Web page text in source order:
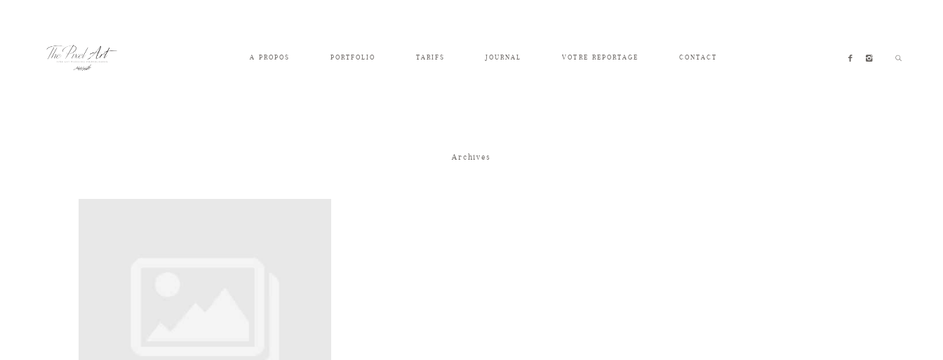
A PROPOS PORTFOLIO TARIFS JOURNAL VOTRE REPORTAGE CONTACT
Archives